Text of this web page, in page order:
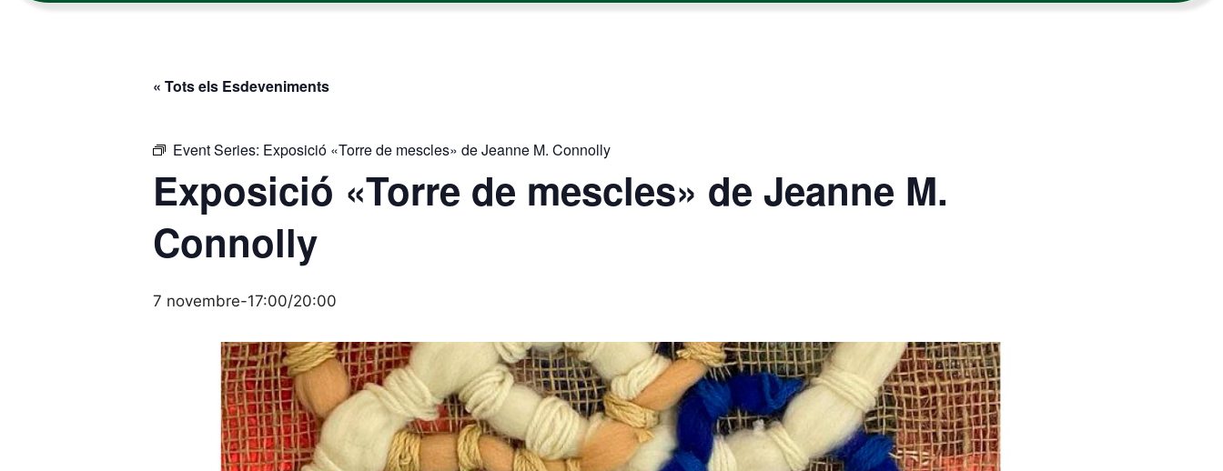
« Tots els Esdeveniments
Event Series: Exposició «Torre de mescles» de Jeanne M. Connolly
Exposició «Torre de mescles» de Jeanne M.
Connolly
7 novembre-17:00/20:00